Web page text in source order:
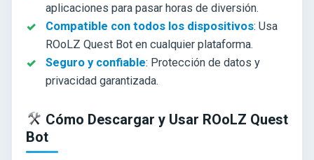
aplicaciones para pasar horas de diversión.
Compatible con todos los dispositivos: Usa
ROoLZ Quest Bot en cualquier plataforma.
Seguro y confiable: Protección de datos y
privacidad garantizada.
Cómo Descargar y Usar ROoLZ Quest
Bot